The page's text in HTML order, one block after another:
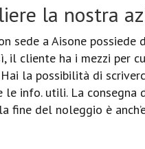
la nostra
sede a Aisone
il cliente ha i mezzi per
la possibilità di
info. utili. La
fine del noleggio è